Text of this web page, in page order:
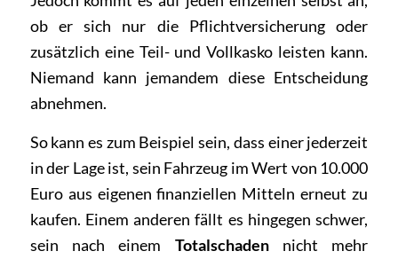
ob er sich nur die Pflichtversicherung oder
zusätzlich eine Teil- und Vollkasko leisten kann.
Niemand kann jemandem diese Entscheidung
abnehmen.
So kann es zum Beispiel sein, dass einer jederzeit
in der Lage ist, sein Fahrzeug im Wert von 10.000
Euro aus eigenen finanziellen Mitteln erneut zu
kaufen. Einem anderen fällt es hingegen schwer,
sein nach einem Totalschadennicht mehr